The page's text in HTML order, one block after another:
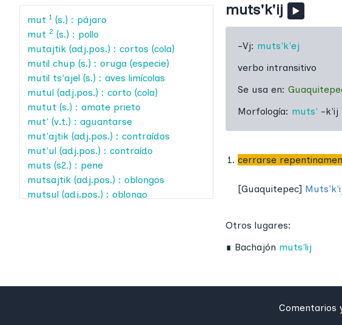
mut 1 (s.) : pájaro
mut 2 (s.) : pollo
mutajtik (adj.pos.) : cortos (cola)
mutil chup (s.) : oruga (especie)
mutil ts'ajel (s.) : aves limícolas
mutul (adj.pos.) : corto (cola)
mutut (s.) : amate prieto
mut' (v.t.) : aguantarse
mut'ajtik (adj.pos.) : contraídos
mut'ul (adj.pos.) : contraído
muts (s2.) : pene
mutsajtik (adj.pos.) : oblongos
mutsul (adj.pos.) : oblongo
muts'k'ij
-Vj: muts'k'ej
verbo intransitivo
Se usa en:
Morfología: muts' -k'ij
cerrarse
[Guaquitepec]
Otros lugares:
∎ Bachajón muts'lij
Comentarios